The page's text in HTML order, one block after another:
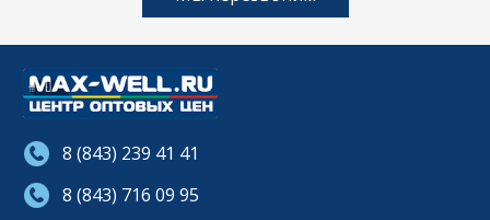
8 (843) 239 41 41
8 (843) 716 09 95